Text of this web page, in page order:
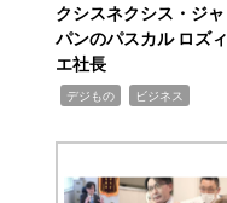
クシスネクシス・ジャ
パンのパスカル ロズィ
エ社長
デジもの ビジネス